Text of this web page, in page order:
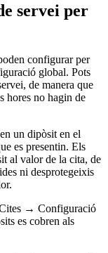
servei per
configurar per
global. Pots
de manera que
hores no hagin de
un dipòsit en el
es presentin. Els
al valor de la cita, de
ni desprotegeixis
→ Configuració
es cobren als